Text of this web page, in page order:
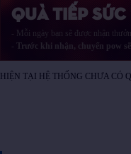
Quà Tiếp
- Mỗi ngày bạn sẽ được nhận
- Trước khi nhận, chuyển pow
HIỆN TẠI HỆ THỐNG CHƯA CÓ